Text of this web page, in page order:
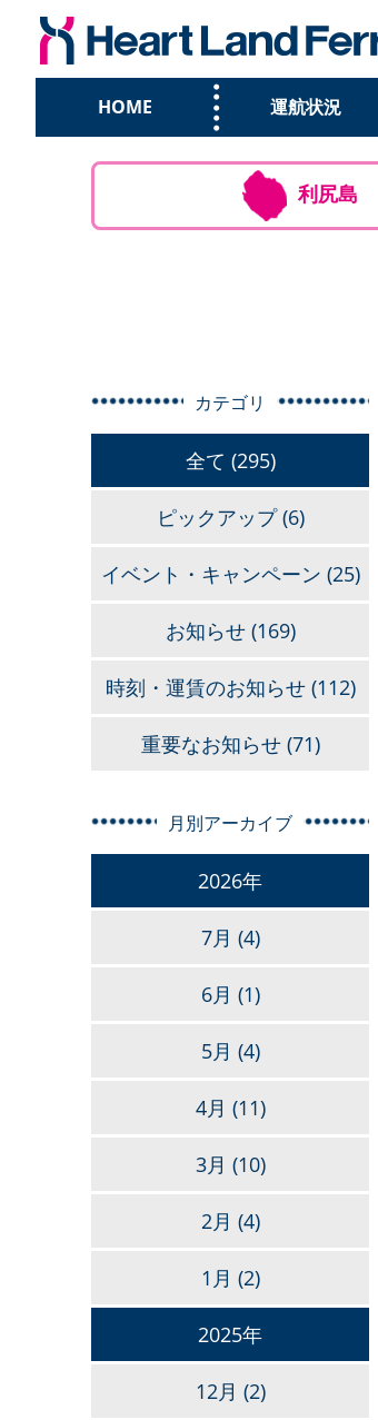
HOME 運航状況
利尻島
カテゴリ
全て (295)
ピックアップ(6)
イベント・キャンペーン (25)
お知らせ(169)
時刻・運賃のお知らせ(112)
重要なお知らせ(71)
月別アーカイブ
2026年
7月 (4)
6月 (1)
5月 (4)
4月 (11)
3月 (10)
2月 (4)
1月 (2)
2025年
12月 (2)